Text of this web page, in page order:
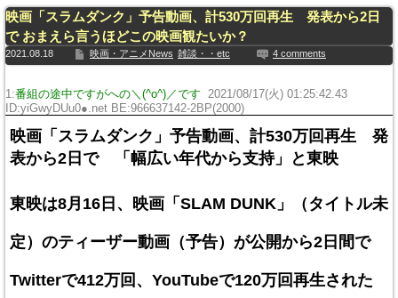
映画「スラムダンク」予告動画、計530万回再生 発表から2日
で おまえら言うほどこの映画観たいか？
2021.08.18 映画・アニメNews 雑談・・etc 4 comments
1:番組の途中ですがへの＼(^o^)／です
2021/08/17(火) 01:25:42.43
ID:yiGwyDUu0●.net BE:966637142-2BP(2000)
映画「スラムダンク」予告動画、計530万回再生 発
表から2日で 「幅広い年代から支持」と東映
東映は8月16日、映画「SLAM DUNK」（タイトル未
定）のティーザー動画（予告）が公開から2日間で
Twitterで412万回、YouTubeで120万回再生された